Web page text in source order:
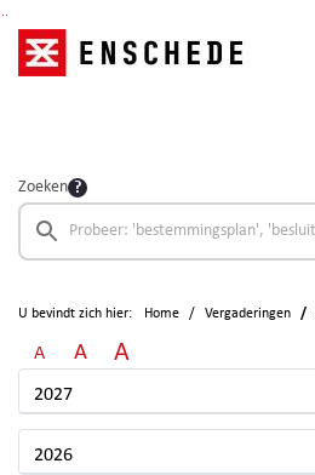
Zoeken
U bevindt zich hier: Home Vergaderingen
A A A
2027
2026